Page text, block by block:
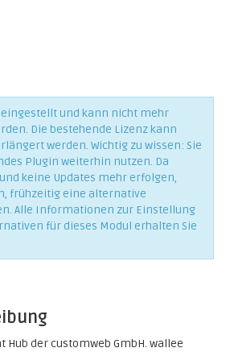
eingestellt und kann nicht mehr
Die bestehende Lizenz kann
werden. Wichtig zu wissen: Sie
Plugin weiterhin nutzen. Da
keine Updates mehr erfolgen,
frühzeitig eine alternative
Alle Informationen zur Einstellung
für dieses Modul erhalten Sie
der customweb GmbH. wallee